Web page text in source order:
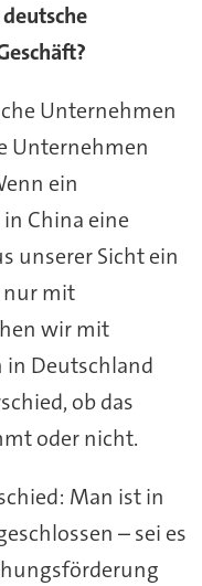
Unternehmen
Unternehmen
ein
China eine
unserer Sicht ein
nur mit
wir mit
Deutschland
ob das
oder nicht.
Man ist in
– sei es